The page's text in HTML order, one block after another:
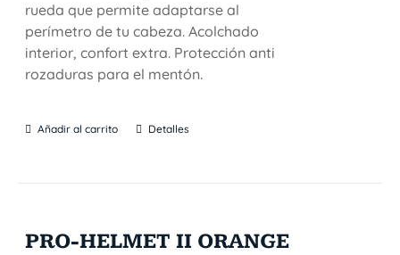
rueda que permite adaptarse al
perímetro de tu cabeza. Acolchado
interior, confort extra. Protección anti
rozaduras para el mentón.
Añadir al carrito Detalles
PRO-HELMET II ORANGE